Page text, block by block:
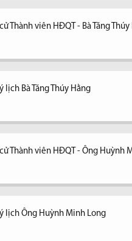
Thành viên HĐQT - Bà Tăng Thúy
lịch Bà Tăng Thúy Hằng
Thành viên HĐQT - Ông Huỳnh
lịch Ông Huỳnh Minh Long